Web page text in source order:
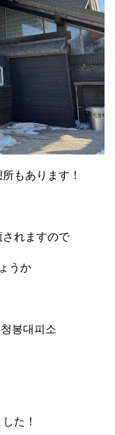
もあります！
れますので
うか
봉대피소
た！